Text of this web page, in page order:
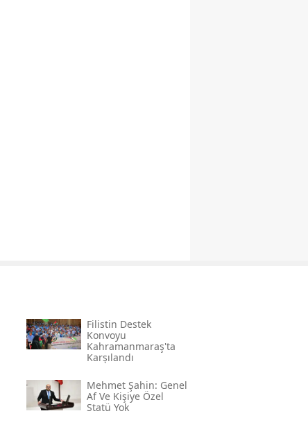
Filistin Destek
Konvoyu
Kahramanmaraş'ta
Karşılandı
Mehmet Şahin: Genel
Af Ve Kişiye Özel
Statü Yok